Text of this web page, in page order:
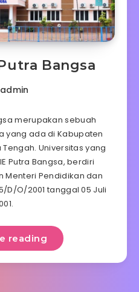
Bangsa
admin
merupakan sebuah
yang ada di Kabupaten
Universitas yang
Putra Bangsa, berdiri
Menteri Pendidikan dan
D/O/2001 tanggal 05 Juli
reading